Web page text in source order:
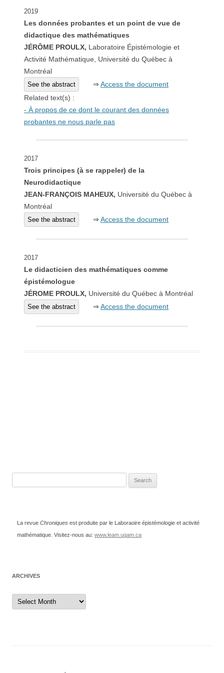
2019
Les données probantes et un point de vue de
didactique des mathématiques
JÉRÔME PROULX, Laboratoire Épistémologie et
Activité Mathématique, Université du Québec à
Montréal
See the abstract ⇒ Access the document
Related text(s) :
- À propos de ce dont le courant des données
probantes ne nous parle pas
2017
Trois principes (à se rappeler) de la
Neurodidactique
JEAN-FRANÇOIS MAHEUX, Université du Québec à
Montréal
See the abstract ⇒ Access the document
2017
Le didacticien des mathématiques comme
épistémologue
JÉROME PROULX, Université du Québec à Montréal
See the abstract ⇒ Access the document
La revue Chroniques est produite par le Laboraoire épistémologie et activité
mathématique. Visitez-nous au: www.leam.uqam.ca
ARCHIVES
Archives